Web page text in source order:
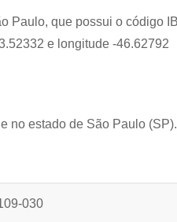
Paulo, que possui o código
e longitude -46.62792
no estado de São Paulo
030